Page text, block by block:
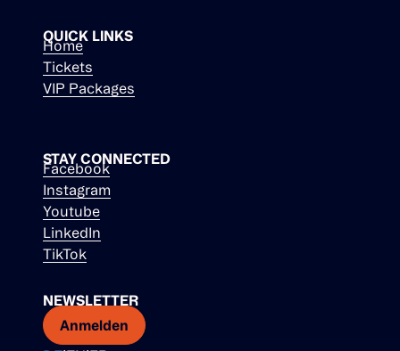
QUICK LINKS
Home
Tickets
VIP Packages
STAY CONNECTED
Facebook
Instagram
Youtube
LinkedIn
TikTok
NEWSLETTER
Anmelden